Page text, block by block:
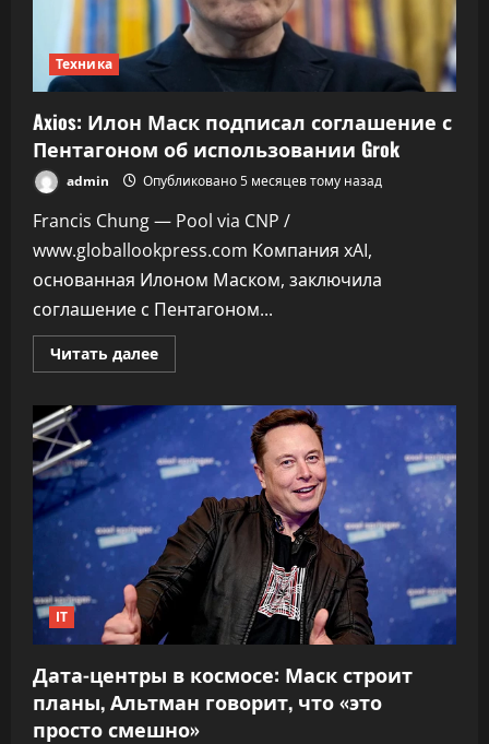
Техника
Axios: Илон Маск подписал соглашение с
Пентагоном об использовании Grok
admin Опубликовано 5 месяцев тому назад
Francis Chung — Pool via CNP /
www.globallookpress.com Компания xAI,
основанная Илоном Маском, заключила
соглашение с Пентагоном...
Читать далееПрочитать
больше
Илон
Маск
соглашение
с
Пентагоном
использовании
Grok
IT
Дата-центры в космосе: Маск строит
планы, Альтман говорит, что «это
просто смешно»